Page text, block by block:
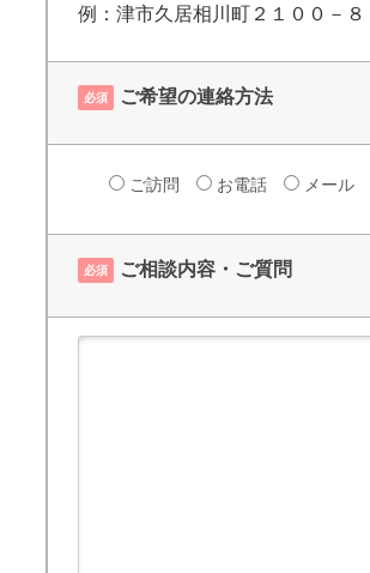
例：津市久居相川町２１００－８
必須 ご希望の連絡方法
ご訪問 お電話 メール
必須 ご相談内容・ご質問